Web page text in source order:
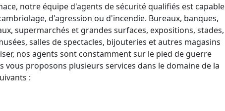
notre équipe d'agents de sécurité qualifiés est capable
d'agression ou d'incendie. Bureaux, banques,
supermarchés et grandes surfaces, expositions, stades,
salles de spectacles, bijouteries et autres magasins
nos agents sont constamment sur le pied de guerre
proposons plusieurs services dans le domaine de la
: